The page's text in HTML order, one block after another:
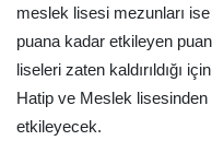
meslek lisesi mezunları ise
puana kadar etkileyen
liseleri zaten kaldırıldığı
Hatip ve Meslek lisesinden
etkileyecek.